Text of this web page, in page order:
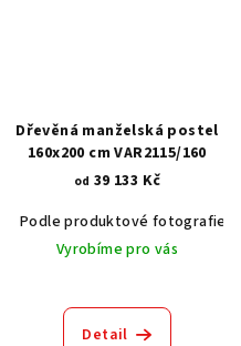
Akát vintage BT1551
Dub světlý
Dřevěná manželská postel
160x200 cm VAR2115/160
od 39 133 Kč
Podle produktové fotografie
Vyrobíme pro vás
Detail